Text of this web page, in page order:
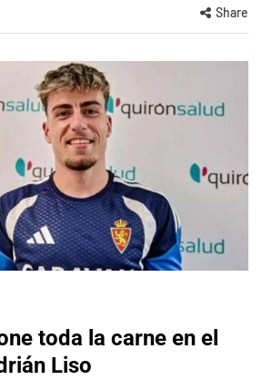
Share
toda la carne en el
Liso